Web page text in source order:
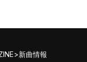
>新曲情報